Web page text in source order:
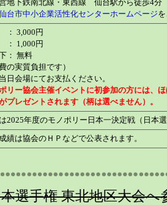
営地下鉄南北線・東西線 仙台駅から徒歩4分
台市中小企業活性化センターホームページ
3,000円
1,000円
： 無料
の実質負担です）
日会場にてお支払ください。
リー協会主催イベントに初参加の方には、
プレゼントされます（柄は選べません）。
2025年度のモノポリー日本一決定戦（日本
績は協会のＨＰなどで公表されます。
選手権 東北地区大会へ